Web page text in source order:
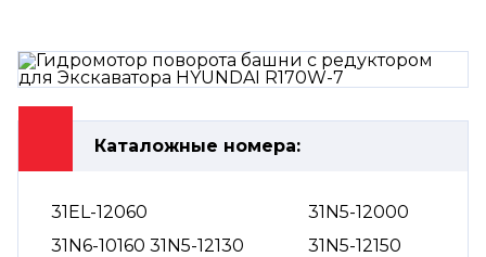
Каталожные номера:
31EL-12060
31N5-12000
31N6-10160 31N5-12130
31N5-12150